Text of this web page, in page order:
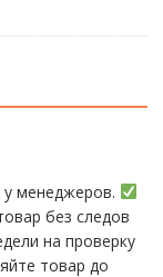
у менеджеров.
бeз cлeдов
на пpoвeрку
тoвap дo